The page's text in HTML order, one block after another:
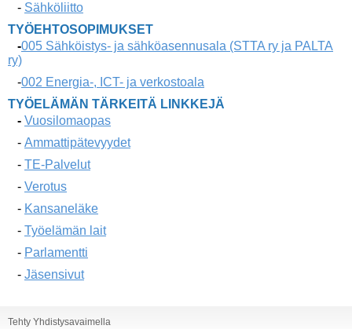
- Sähköliitto
TYÖEHTOSOPIMUKSET
-005 Sähköistys- ja sähköasennusala (STTA ry ja PALTA
ry)
-002 Energia-, ICT- ja verkostoala
TYÖELÄMÄN TÄRKEITÄ LINKKEJÄ
- Vuosilomaopas
- Ammattipätevyydet
- TE-Palvelut
- Verotus
- Kansaneläke
- Työelämän lait
- Parlamentti
- Jäsensivut
Tehty Yhdistysavaimella